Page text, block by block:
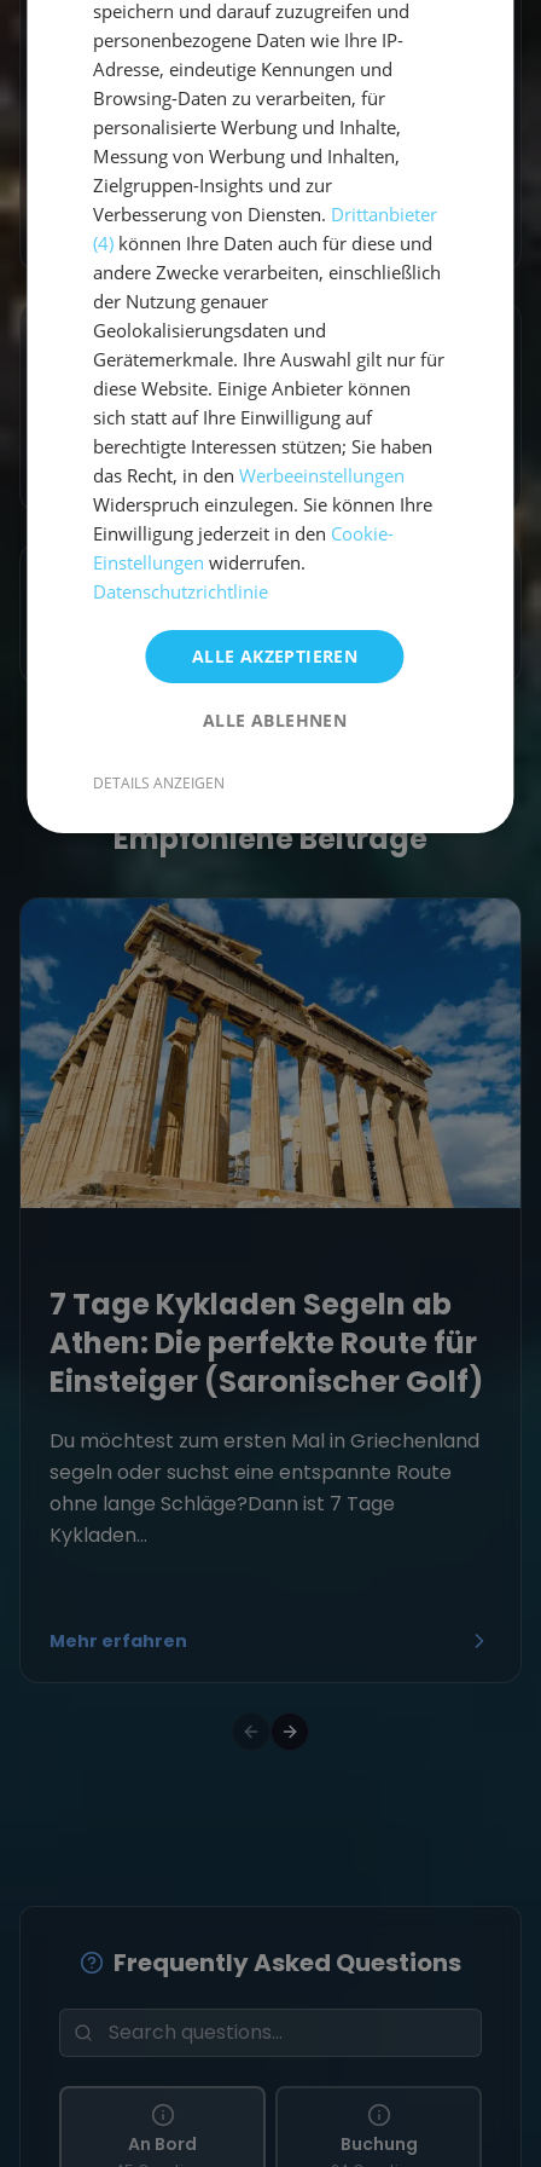
Routen. Mit einem Gespür für besondere
Momente verbindet sie Explorer-Spirit mit
praktischen Travel-Tipps.
Zum Autorenprofil →
Entdecke ähnliche Törns
Finde deinen perfekten Segeltörn
Törns ansehen
Artikel teilen
Empfohlene Beiträge
7 Tage Kykladen Segeln ab
Athen: Die perfekte Route für
Einsteiger (Saronischer Golf)
Du möchtest zum ersten Mal in Griechenland
segeln oder suchst eine entspannte Route
ohne lange Schläge?Dann ist 7 Tage
Kykladen...
Mehr erfahren
Frequently Asked Questions
An Bord Buchung
speichern und darauf zuzugreifen und
personenbezogene Daten wie Ihre IP-
Adresse, eindeutige Kennungen und
Browsing-Daten zu verarbeiten, für
personalisierte Werbung und Inhalte,
Messung von Werbung und Inhalten,
Zielgruppen-Insights und zur
Verbesserung von Diensten. Drittanbieter
(4) können Ihre Daten auch für diese und
andere Zwecke verarbeiten, einschließlich
der Nutzung genauer
Geolokalisierungsdaten und
Gerätemerkmale. Ihre Auswahl gilt nur für
diese Website. Einige Anbieter können
sich statt auf Ihre Einwilligung auf
berechtigte Interessen stützen; Sie haben
das Recht, in denWerbeeinstellungen
Widerspruch einzulegen. Sie können Ihre
Einwilligung jederzeit in den Cookie-
Einstellungen widerrufen.
Datenschutzrichtlinie
ALLE AKZEPTIEREN
ALLE ABLEHNEN
DETAILS ANZEIGEN